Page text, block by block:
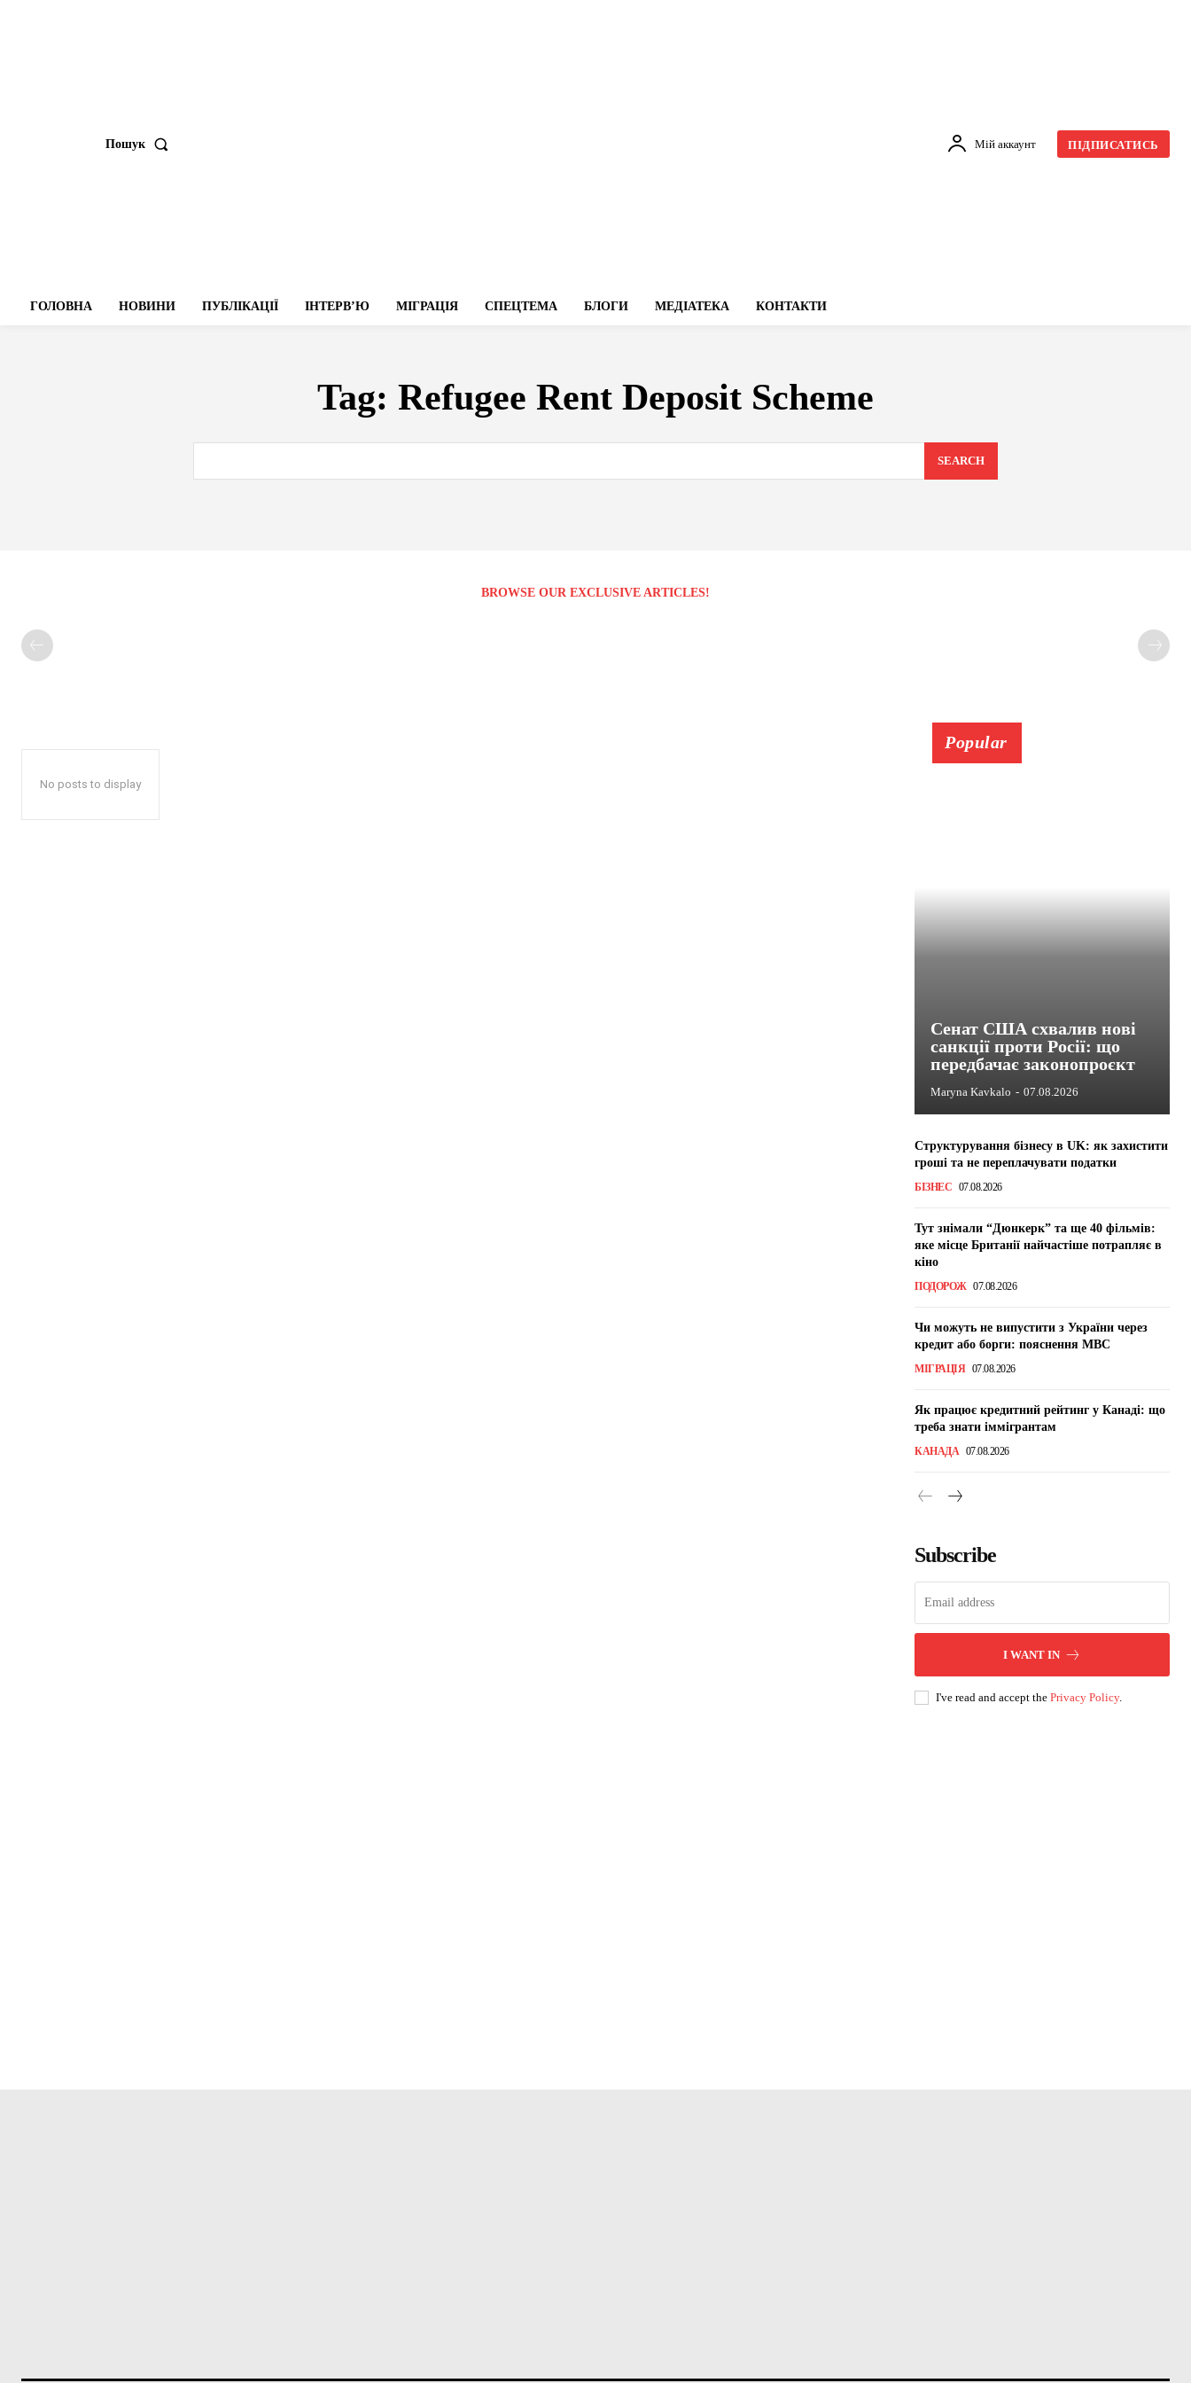
Пошук Мій аккаунт ПІДПИСАТИСЬ
ГОЛОВНА НОВИНИ ПУБЛІКАЦІЇ ІНТЕРВʼЮ МІГРАЦІЯ СПЕЦТЕМА БЛОГИ МЕДІАТЕКА КОНТАКТИ
Tag: Refugee Rent Deposit Scheme
SEARCH
BROWSE OUR EXCLUSIVE ARTICLES!
No posts to display
Popular
Сенат США схвалив нові
санкції проти Росії: що
передбачає законопроєкт
Maryna Kavkalo - 07.08.2026
Структурування бізнесу в UK: як захистити
гроші та не переплачувати податки
БІЗНЕС 07.08.2026
Тут знімали “Дюнкерк” та ще 40 фільмів:
яке місце Британії найчастіше потрапляє в
кіно
ПОДОРОЖ 07.08.2026
Чи можуть не випустити з України через
кредит або борги: пояснення МВС
МІГРАЦІЯ 07.08.2026
Як працює кредитний рейтинг у Канаді: що
треба знати іммігрантам
КАНАДА 07.08.2026
Subscribe
I WANT IN
I've read and accept the Privacy Policy.